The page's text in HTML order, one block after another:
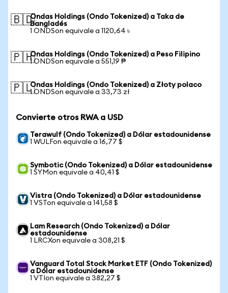
🇧🇩Ondas Holdings (Ondo Tokenized) a Taka de
Bangladés
1 ONDSon equivale a 1120,64 ৳
🇵🇭Ondas Holdings (Ondo Tokenized) a Peso Filipino
1 ONDSon equivale a 551,19 ₱
🇵🇱Ondas Holdings (Ondo Tokenized) a Złoty polaco
1 ONDSon equivale a 33,73 zł
Convierte otros RWA a USD
Terawulf (Ondo Tokenized) a Dólar estadounidense
1 WULFon equivale a 16,77 $
Symbotic (Ondo Tokenized) a Dólar estadounidense
1 SYMon equivale a 40,41 $
Vistra (Ondo Tokenized) a Dólar estadounidense
1 VSTon equivale a 141,58 $
Lam Research (Ondo Tokenized) a Dólar
estadounidense
1 LRCXon equivale a 308,21 $
Vanguard Total Stock Market ETF (Ondo Tokenized)
a Dólar estadounidense
1 VTIon equivale a 382,27 $